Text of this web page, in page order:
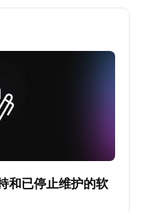
和已停止维护的软